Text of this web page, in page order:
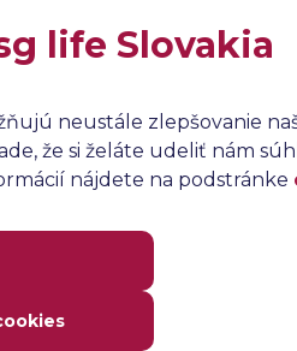
alebo
nástroja
life Slovakia
neustále zlepšovanie
že si želáte udeliť nám
nájdete na podstránke